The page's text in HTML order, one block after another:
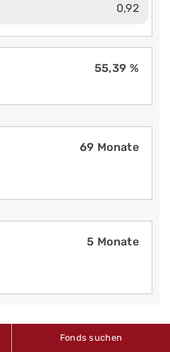
0,92
55,39 %
69 Monate
5 Monate
Fonds suchen